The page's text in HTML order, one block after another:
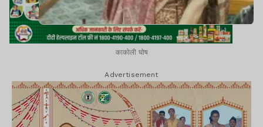
काकोली घोष
Advertisement